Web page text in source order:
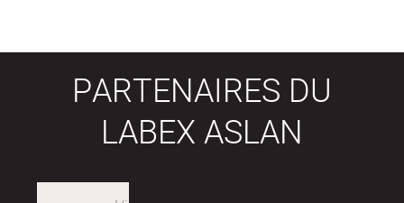
PARTENAIRES DU
LABEX ASLAN